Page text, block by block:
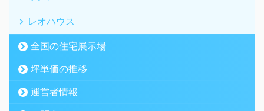
レオハウス
全国の住宅展示場
坪単価の推移
運営者情報